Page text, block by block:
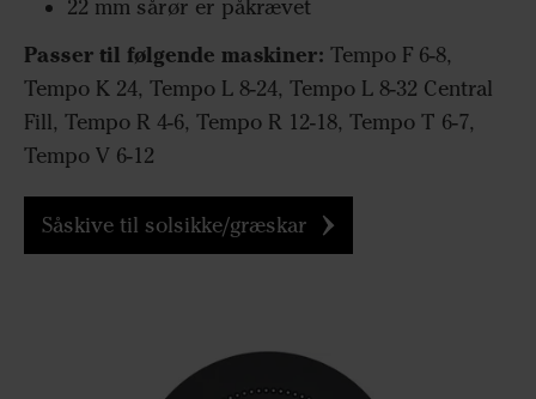
22 mm sårør er påkrævet
Passer til følgende maskiner: Tempo F 6-8,
Tempo K 24, Tempo L 8-24, Tempo L 8-32 Central
Fill, Tempo R 4-6, Tempo R 12-18, Tempo T 6-7,
Tempo V 6-12
Såskive til solsikke/græskar